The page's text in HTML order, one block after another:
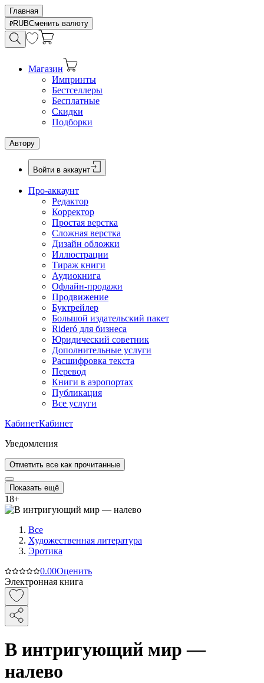
Главная
RUBСменить валюту
Магазин
Импринты
Бестселлеры
Бесплатные
Скидки
Подборки
Автору
Войти в аккаунт
Про-аккаунт
Редактор
Корректор
Простая верстка
Сложная верстка
Дизайн обложки
Иллюстрации
Тираж книги
Аудиокнига
Офлайн-продажи
Продвижение
Буктрейлер
Большой издательский пакет
Rideró для бизнеса
Юридический советник
Дополнительные услуги
Расшифровка текста
Перевод
Книги в аэропортах
Публикация
Все услуги
КабинетКабинет
Уведомления
Отметить все как прочитанные
Показать ещё
18+
Все
Художественная литература
Эротика
0.00Оценить
Электронная книга
В интригующий мир —
налево